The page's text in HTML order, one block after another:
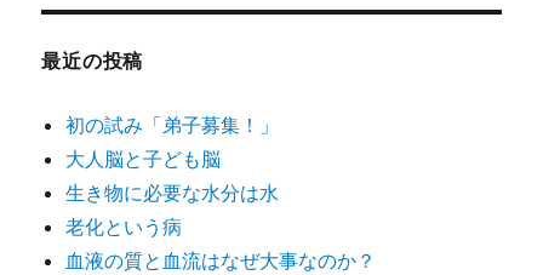
最近の投稿
初の試み「弟子募集！」
大人脳と子ども脳
生き物に必要な水分は水
老化という病
血液の質と血流はなぜ大事なのか？